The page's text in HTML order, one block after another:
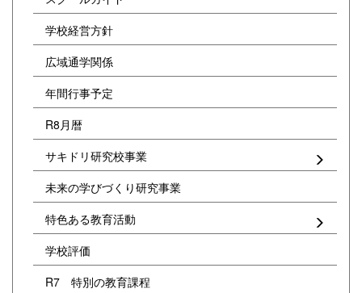
学校経営方針
広域通学関係
年間行事予定
R8月暦
サキドリ研究校事業
未来の学びづくり研究事業
特色ある教育活動
学校評価
R7 特別の教育課程